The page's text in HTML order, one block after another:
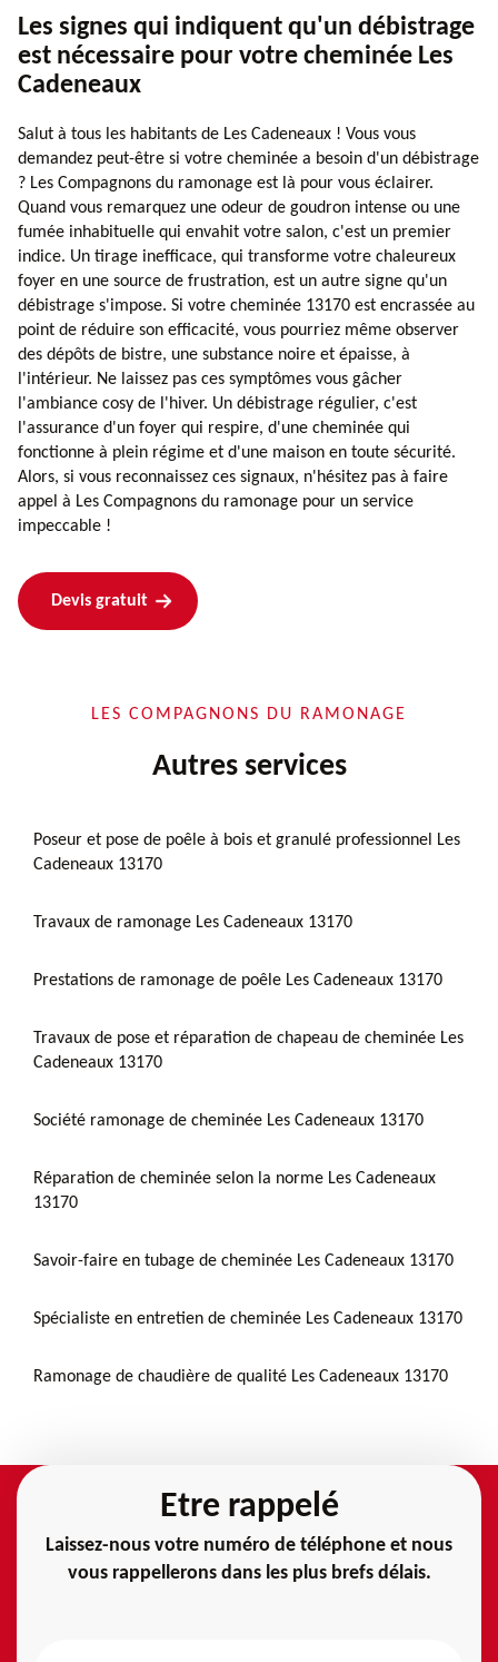
Les signes qui indiquent qu'un débistrage
est nécessaire pour votre cheminée Les
Cadeneaux
Salut à tous les habitants de Les Cadeneaux ! Vous vous
demandez peut-être si votre cheminée a besoin d'un débistrage
? Les Compagnons du ramonage est là pour vous éclairer.
Quand vous remarquez une odeur de goudron intense ou une
fumée inhabituelle qui envahit votre salon, c'est un premier
indice. Un tirage inefficace, qui transforme votre chaleureux
foyer en une source de frustration, est un autre signe qu'un
débistrage s'impose. Si votre cheminée 13170 est encrassée au
point de réduire son efficacité, vous pourriez même observer
des dépôts de bistre, une substance noire et épaisse, à
l'intérieur. Ne laissez pas ces symptômes vous gâcher
l'ambiance cosy de l'hiver. Un débistrage régulier, c'est
l'assurance d'un foyer qui respire, d'une cheminée qui
fonctionne à plein régime et d'une maison en toute sécurité.
Alors, si vous reconnaissez ces signaux, n'hésitez pas à faire
appel à Les Compagnons du ramonage pour un service
impeccable !
Devis gratuit
LES COMPAGNONS DU RAMONAGE
Autres services
Poseur et pose de poêle à bois et granulé professionnel Les
Cadeneaux 13170
Travaux de ramonage Les Cadeneaux 13170
Prestations de ramonage de poêle Les Cadeneaux 13170
Travaux de pose et réparation de chapeau de cheminée Les
Cadeneaux 13170
Société ramonage de cheminée Les Cadeneaux 13170
Réparation de cheminée selon la norme Les Cadeneaux
13170
Savoir-faire en tubage de cheminée Les Cadeneaux 13170
Spécialiste en entretien de cheminée Les Cadeneaux 13170
Ramonage de chaudière de qualité Les Cadeneaux 13170
Etre rappelé
Laissez-nous votre numéro de téléphone et nous
vous rappellerons dans les plus brefs délais.